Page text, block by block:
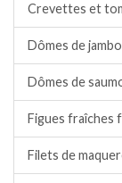
Crevettes et
Dômes de
Dômes de
Figues fraîches
Filets de